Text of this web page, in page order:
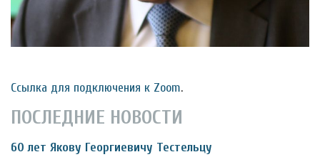
Ссылка для подключения к Zoom.
ПОСЛЕДНИЕ НОВОСТИ
60 лет Якову Георгиевичу Тестельцу